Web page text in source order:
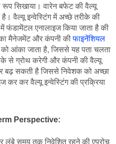
रूप सिखाया। वारेन बफेट की वैल्यू
है। वैल्यू इन्वेस्टिंग में अच्छे तरीके की
फंडामेंटल एनालाइज किया जाता है की
मैनेजमेंट और कंपनी की फाइनेंशियल
आंका जाता है, जिससे यह पता चलता
से ग्रोथ करेगी और कंपनी की वैल्यू
बढ़ सकती है जिससे निवेशक को अच्छा
कर कर वैल्यू इन्वेस्टिंग की प्रक्रिया
Perspective:
लंबे समय तक निवेशित रहने की एप्रोच